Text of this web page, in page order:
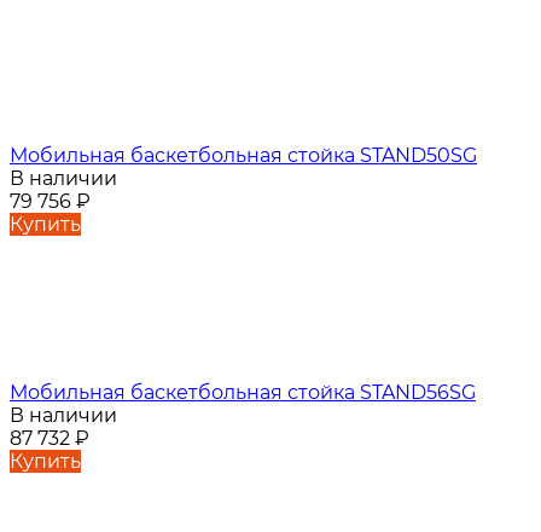
Мобильная баскетбольная стойка STAND50SG
В наличии
79 756 ₽
Купить
Мобильная баскетбольная стойка STAND56SG
В наличии
87 732 ₽
Купить